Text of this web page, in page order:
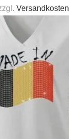
Versandkosten